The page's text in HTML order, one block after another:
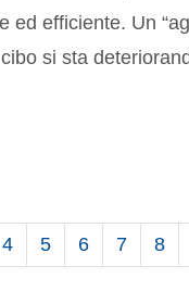
ed efficiente. Un
si sta
4 5 6 7 8